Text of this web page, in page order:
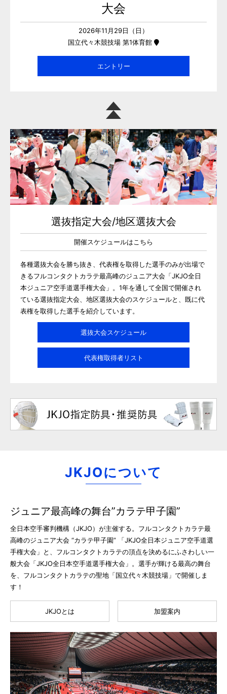
大会
2026年11月29日（日）
国立代々木競技場 第1体育館
エントリー
選抜指定大会/地区選抜大会
開催スケジュールはこちら
各種選抜大会を勝ち抜き、代表権を取得した選手のみが出場で
きるフルコンタクトカラテ最高峰のジュニア大会「JKJO全日
本ジュニア空手道選手権大会」。1年を通して全国で開催され
ている選抜指定大会、地区選抜大会のスケジュールと、既に代
表権を取得した選手を紹介しています。
選抜大会スケジュール
代表権取得者リスト
JKJOについて
ジュニア最高峰の舞台”カラテ甲子園”
全日本空手審判機構（JKJO）が主催する。フルコンタクトカラテ最
高峰のジュニア大会 “カラテ甲子園” 「JKJO全日本ジュニア空手道選
手権大会」と、フルコンタクトカラテの頂点を決めるにふさわしい一
般大会「JKJO全日本空手道選手権大会」。選手が輝ける最高の舞台
を、フルコンタクトカラテの聖地「国立代々木競技場」で開催しま
す！
JKJOとは 加盟案内